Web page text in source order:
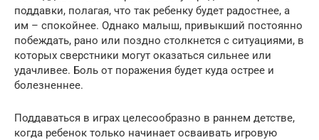
поддавки, полагая, что так ребенку будет радостнее, а
им – спокойнее. Однако малыш, привыкший постоянно
побеждать, рано или поздно столкнется с ситуациями, в
которых сверстники могут оказаться сильнее или
удачливее. Боль от поражения будет куда острее и
болезненнее.
Поддаваться в играх целесообразно в раннем детстве,
когда ребенок только начинает осваивать игровую